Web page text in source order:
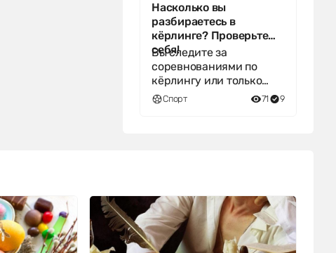
Насколько вы
разбираетесь в
кёрлинге? Проверьте
себя!
Вы следите за
соревнованиями по
кёрлингу или только
начинаете
Спорт 71 9